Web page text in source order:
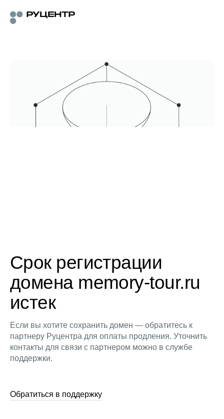
Срок регистрации
домена memory-tour.ru
истек
Если вы хотите сохранить домен — обратитесь к
партнеру Руцентра для оплаты продления. Уточнить
контакты для связи с партнером можно в службе
поддержки.
Обратиться в поддержку